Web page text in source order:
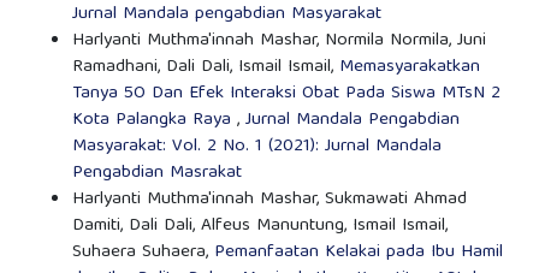
Jurnal Mandala pengabdian Masyarakat
Harlyanti Muthma'innah Mashar, Normila Normila, Juni
Ramadhani, Dali Dali, Ismail Ismail, Memasyarakatkan
Tanya 5O Dan Efek Interaksi Obat Pada Siswa MTsN 2
Kota Palangka Raya ,Jurnal Mandala Pengabdian
Masyarakat: Vol. 2 No. 1 (2021): Jurnal Mandala
Pengabdian Masrakat
Harlyanti Muthma'innah Mashar, Sukmawati Ahmad
Damiti, Dali Dali, Alfeus Manuntung, Ismail Ismail,
Suhaera Suhaera, Pemanfaatan Kelakai pada Ibu Hamil